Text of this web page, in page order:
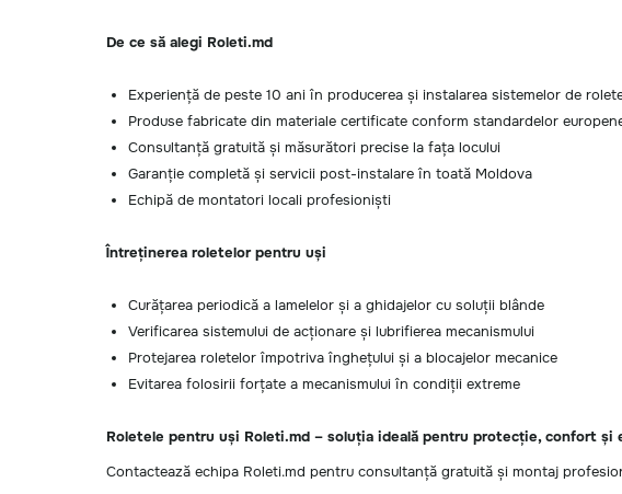
De ce să alegi Roleti.md
Experiență de peste 10 ani în producerea și instalarea sistemelor de
Produse fabricate din materiale certificate conform standardelor
Consultanță gratuită și măsurători precise la fața locului
Garanție completă și servicii post-instalare în toată Moldova
Echipă de montatori locali profesioniști
Întreținerea roletelor pentru uși
Curățarea periodică a lamelelor și a ghidajelor cu soluții blânde
Verificarea sistemului de acționare și lubrifierea mecanismului
Protejarea roletelor împotriva înghețului și a blocajelor mecanice
Evitarea folosirii forțate a mecanismului în condiții extreme
Roletele pentru uși Roleti.md – soluția ideală pentru protecție, confort
Contactează echipa Roleti.md pentru consultanță gratuită și montaj